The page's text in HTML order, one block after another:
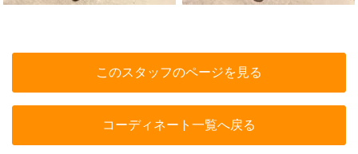
このスタッフのページを見る
コーディネート一覧へ戻る